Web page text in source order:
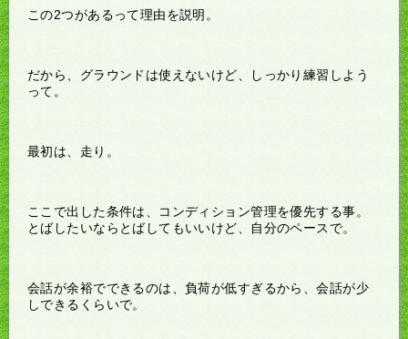
この2つがあるって理由を説明。
だから、グラウンドは使えないけど、しっかり練習しよう
って。
最初は、走り。
ここで出した条件は、コンディション管理を優先する事。
とばしたいならとばしてもいいけど、自分のペースで。
会話が余裕でできるのは、負荷が低すぎるから、会話が少
しできるくらいで。